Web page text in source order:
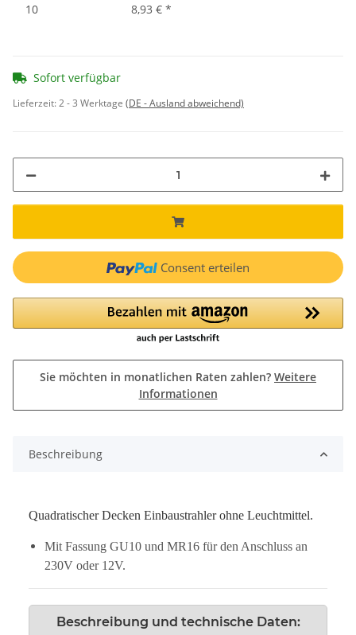
10
8,93 € *
Sofort verfügbar
Lieferzeit:2 - 3 Werktage (DE - Ausland abweichend)
Consent erteilen
Sie möchten in monatlichen Raten zahlen? Weitere
Informationen
Beschreibung
Quadratischer Decken Einbaustrahler ohne Leuchtmittel.
Mit Fassung GU10 und MR16 für den Anschluss an
230V oder 12V.
Beschreibung und technische Daten: